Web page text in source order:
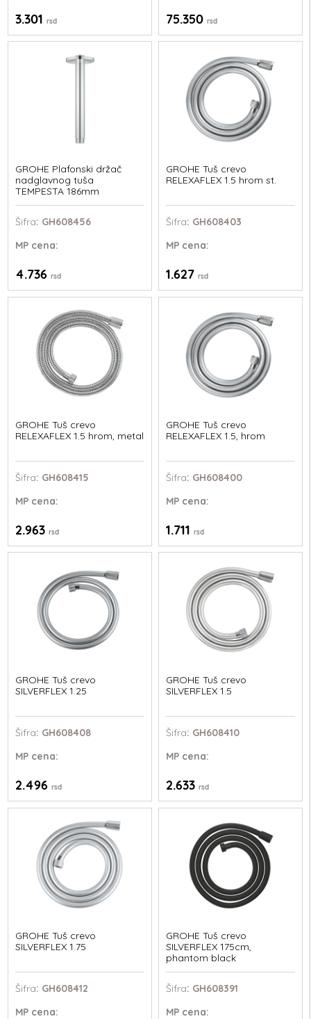
3.301rsd 75.350 rsd
GROHE Plafonski držač
nadglavnog tuša
TEMPESTA 186mm
Šifra: GH608456
MP cena:
4.736rsd
GROHE Tuš crevo
RELEXAFLEX 1.5 hrom st.
Šifra: GH608403
MPcena:
1.627 rsd
GROHE Tuš crevo
RELEXAFLEX 1.5 hrom, metal
Šifra: GH608415
MP cena:
2.963rsd
GROHE Tuš crevo
RELEXAFLEX 1.5, hrom
Šifra: GH608400
MPcena:
1.711 rsd
GROHE Tuš crevo
SILVERFLEX 1.25
Šifra: GH608408
MP cena:
2.496rsd
GROHE Tuš crevo
SILVERFLEX 1.5
Šifra: GH608410
MPcena:
2.633 rsd
GROHE Tuš crevo
SILVERFLEX 1.75
Šifra: GH608412
MP cena:
GROHE Tuš crevo
SILVERFLEX 175cm,
phantom black
Šifra: GH608391
MPcena: